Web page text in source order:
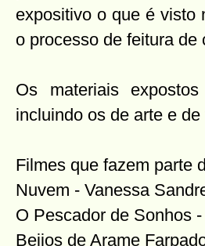
expositivo o que é visto
o processo de feitura de
Os materiais
incluindo os de arte e
Filmes que fazem parte
Nuvem - Vanessa
O Pescador de Sonhos
Beijos de Arame